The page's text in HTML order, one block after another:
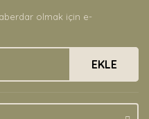
bulunuyor.
pahalı.
olmalı.
olmak için e-
EKLE